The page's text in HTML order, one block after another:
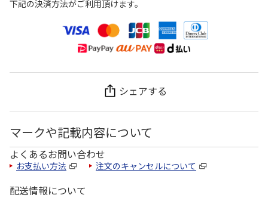
下記の決済方法がご利用頂けます。
シェアする
マークや記載内容について
よくあるお問い合わせ
お支払い方法 注文のキャンセルについて
配送情報について